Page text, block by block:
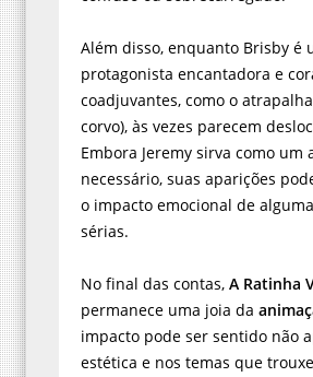
Além disso, enquanto Brisby é
protagonista encantadora e
coadjuvantes, como o
corvo), às vezes parecem
Embora Jeremy sirva como um
necessário, suas aparições
o impacto emocional de
sérias.
No final das contas, A Ratinha
permanece uma joia da
impacto pode ser sentido não
estética e nos temas que